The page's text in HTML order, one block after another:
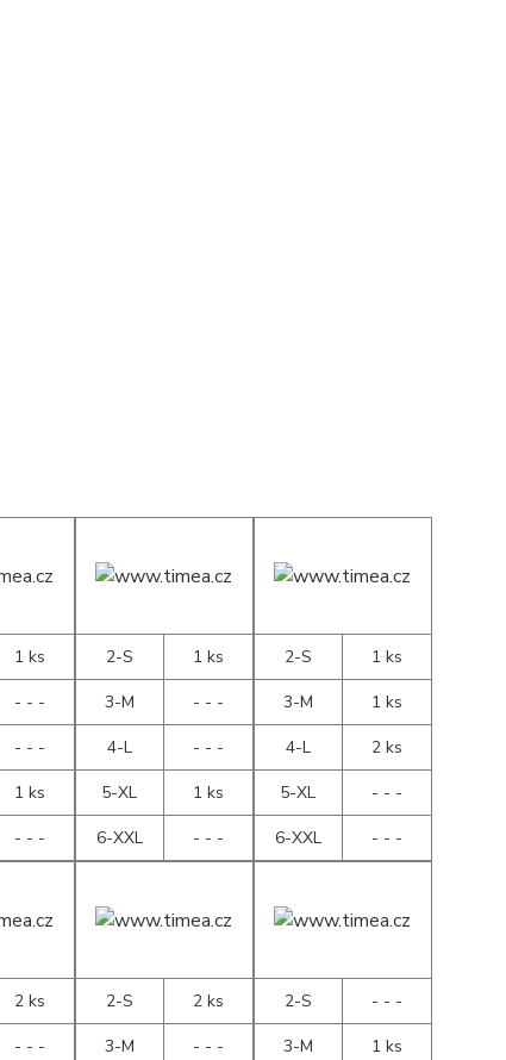
1 ks
- - -
- - -
1 ks
- - -
2-S
1 ks
3-M
- - -
4-L
- - -
5-XL
1 ks
6-XXL
- - -
2-S
1 ks
3-M
1 ks
4-L
2 ks
5-XL
- - -
6-XXL
- - -
2 ks
- - -
2-S
2 ks
3-M
- - -
2-S
- - -
3-M
1 ks